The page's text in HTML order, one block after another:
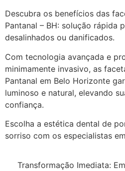
Descubra os benefícios das
Pantanal – BH: solução rápida
desalinhados ou danificados.
Com tecnologia avançada e
minimamente invasivo, as
Pantanal em Belo Horizonte
luminoso e natural, elevando
confiança.
Escolha a estética dental de
sorriso com os especialistas
Transformação Imediata: